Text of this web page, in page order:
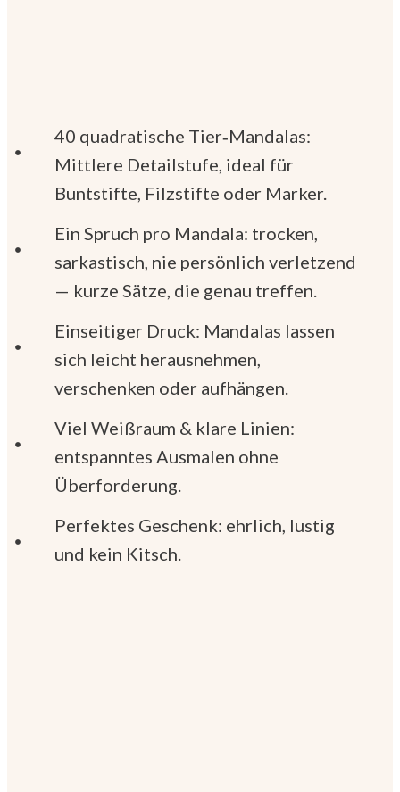
40 quadratische Tier‑Mandalas:
Mittlere Detailstufe, ideal für
Buntstifte, Filzstifte oder Marker.
Ein Spruch pro Mandala: trocken,
sarkastisch, nie persönlich verletzend
— kurze Sätze, die genau treffen.
Einseitiger Druck: Mandalas lassen
sich leicht herausnehmen,
verschenken oder aufhängen.
Viel Weißraum & klare Linien:
entspanntes Ausmalen ohne
Überforderung.
Perfektes Geschenk: ehrlich, lustig
und kein Kitsch.